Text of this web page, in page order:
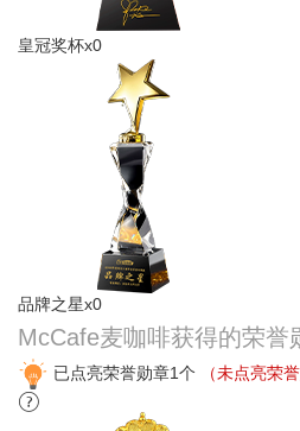
皇冠奖杯x0
品牌之星x0
McCafe麦咖啡获得的荣誉
已点亮荣誉勋章1个 （未点亮荣